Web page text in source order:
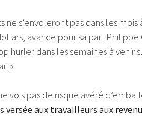
s’envoleront pas dans les
avance pour sa part
hurler dans les semaines à venir
»
vois pas de risque avéré
versée aux travailleurs aux